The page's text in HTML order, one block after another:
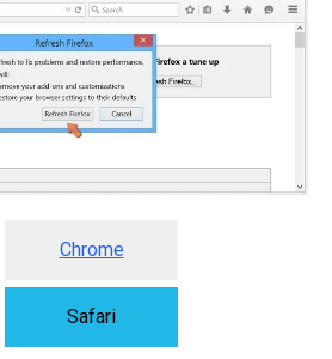
Chrome
Safari